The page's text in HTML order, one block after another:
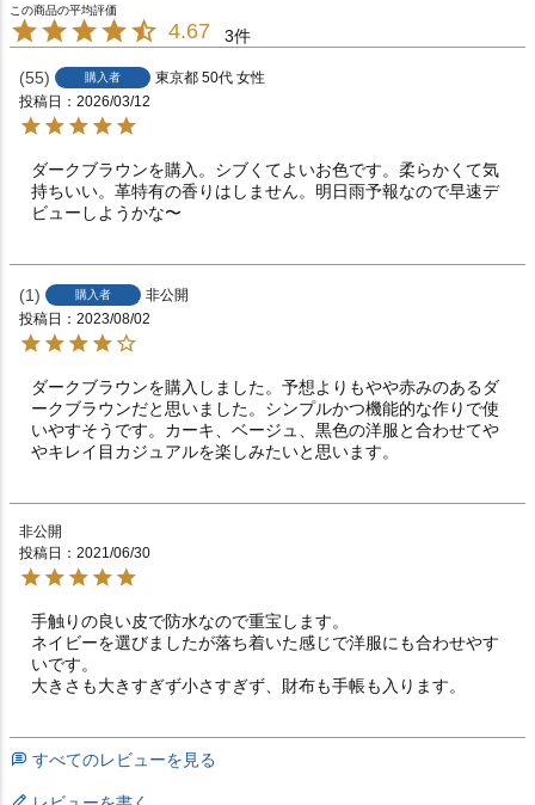
4.67 3
55 購入者 東京都 50代 女性
投稿日
2026/03/12
ダークブラウンを購入。シブくてよいお色です。柔らかくて気
持ちいい。革特有の香りはしません。明日雨予報なので早速デ
ビューしようかな〜
1 購入者
非公開
投稿日
2023/08/02
ダークブラウンを購入しました。予想よりもやや赤みのあるダ
ークブラウンだと思いました。シンプルかつ機能的な作りで使
いやすそうです。カーキ、ベージュ、黒色の洋服と合わせてや
やキレイ目カジュアルを楽しみたいと思います。
非公開
投稿日
2021/06/30
手触りの良い皮で防水なので重宝します。
ネイビーを選びましたが落ち着いた感じで洋服にも合わせやす
いです。
大きさも大きすぎず小さすぎず、財布も手帳も入ります。
すべてのレビューを見る